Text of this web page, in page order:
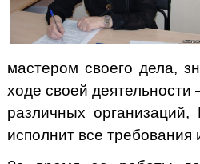
мастером своего дела,
ходе своей
различных
исполнит все